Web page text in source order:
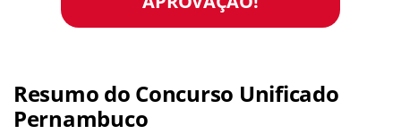
Resumo do Concurso Unificado
Pernambuco